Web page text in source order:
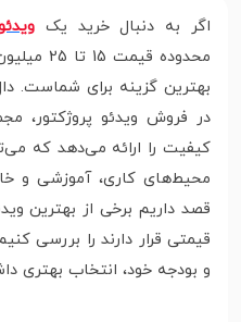
اگر به دنبال خرید یک
محدوده قیمت 15 تا 25 میلیون تومان هستید،
بهترین گزینه برای شماست.
در فروش ویدئو پروژکتور،
کیفیت را ارائه می‌دهد که
محیط‌های کاری، آموزشی و
قصد داریم برخی از بهترین
قیمتی قرار دارند را بررسی
و بودجه خود، انتخاب بهتری